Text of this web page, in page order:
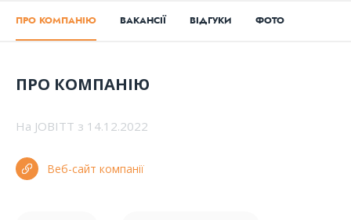
ПРО КОМПАНІЮ ВАКАНСІЇ ВІДГУКИ ФОТО
ПРО КОМПАНІЮ
На JOBITT з 14.12.2022
Веб-сайт компанії